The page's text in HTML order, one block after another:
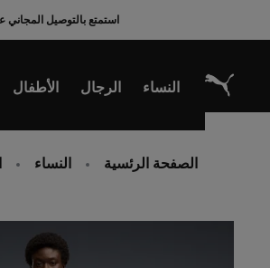
استمتع بالتوصيل المجاني على
النساء الرجال الأطفال
الصفحة الرئسية النساء